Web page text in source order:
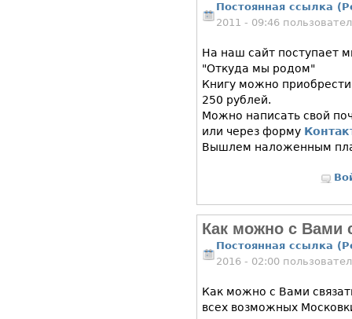
Постоянная ссылка
2011 - 09:46
На наш сайт поступает
"Откуда мы родом"
Книгу можно
250 рублей.
Можно написать свой
или через форму
Вышлем наложенным
Как можно с Вами
Постоянная ссылка
2016 - 02:00
Как можно с Вами
всех возможных